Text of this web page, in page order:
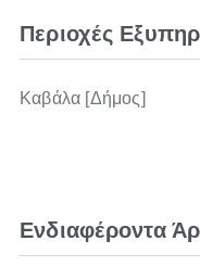
Περιοχές
Καβάλα [Δήμος]
Ενδιαφέροντα